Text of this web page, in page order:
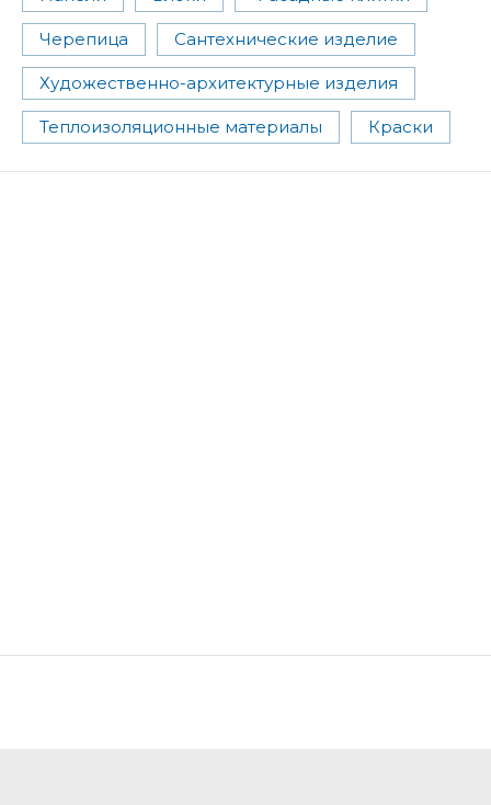
Черепица Сантехнические изделие
Художественно-архитектурные изделия
Теплоизоляционные материалы Краски